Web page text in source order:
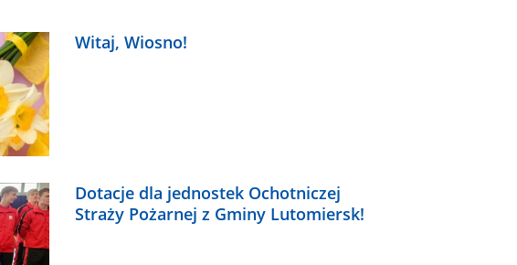
Witaj, Wiosno!
Dotacje dla jednostek Ochotniczej
Straży Pożarnej z Gminy Lutomiersk!